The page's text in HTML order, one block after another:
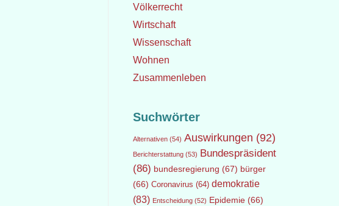
Völkerrecht
Wirtschaft
Wissenschaft
Wohnen
Zusammenleben
Suchwörter
Alternativen(54) Auswirkungen (92)
Berichterstattung(53) Bundespräsident
(86) bundesregierung (67) bürger
(66) Coronavirus (64) demokratie
(83) Entscheidung(52) Epidemie(66)